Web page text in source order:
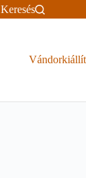
Keresés